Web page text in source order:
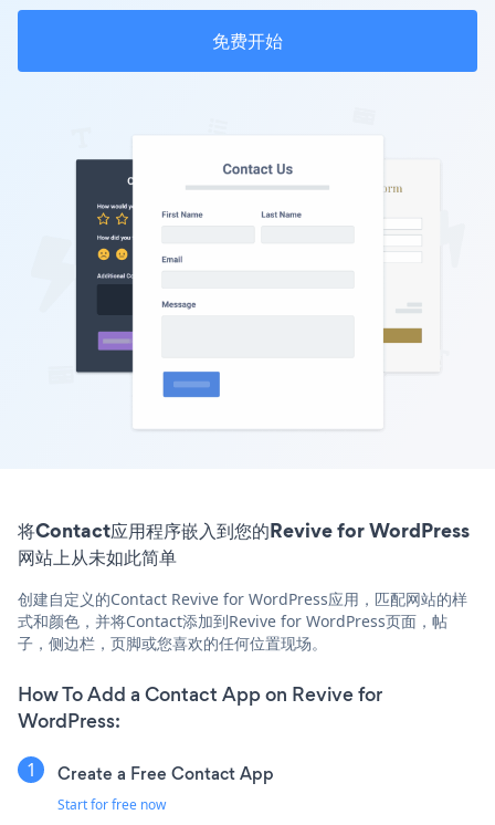
免费开始
将Contact应用程序嵌入到您的Revive for WordPress
网站上从未如此简单
创建自定义的Contact Revive for WordPress应用，匹配网站的样
式和颜色，并将Contact添加到Revive for WordPress页面，帖
子，侧边栏，页脚或您喜欢的任何位置现场。
How To Add a Contact App on Revive for
WordPress:
Create a Free Contact App
Start for free now